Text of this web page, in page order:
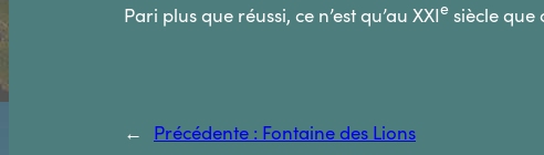
Pari plus que réussi, ce n’est qu’au XXIe siècle
← Précédente : Fontaine des Lions